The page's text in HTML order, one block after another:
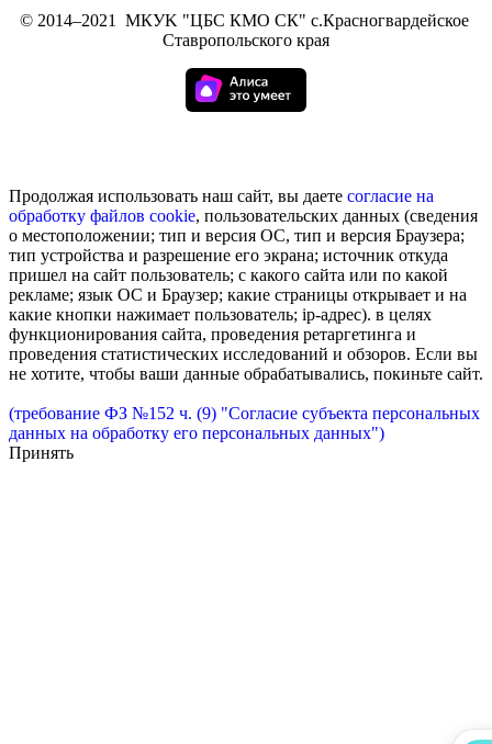
© 2014–2021
МКУK "ЦБС КМО СК" с.Красногвардейское
Ставропольского края
Продолжая использовать наш сайт, вы даете согласие на
обработку файлов cookie, пользовательских данных (сведения
о местоположении; тип и версия ОС, тип и версия Браузера;
тип устройства и разрешение его экрана; источник откуда
пришел на сайт пользователь; с какого сайта или по какой
рекламе; язык ОС и Браузер; какие страницы открывает и на
какие кнопки нажимает пользователь; ip-адрес). в целях
функционирования сайта, проведения ретаргетинга и
проведения статистических исследований и обзоров. Если вы
не хотите, чтобы ваши данные обрабатывались, покиньте сайт.
(требование ФЗ №152 ч. (9) "Согласие субъекта персональных
данных на обработку его персональных данных")
Принять